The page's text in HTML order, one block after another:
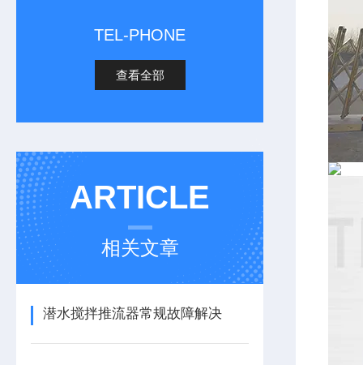
TEL-PHONE
查看全部
ARTICLE
相关文章
潜水搅拌推流器常规故障解决